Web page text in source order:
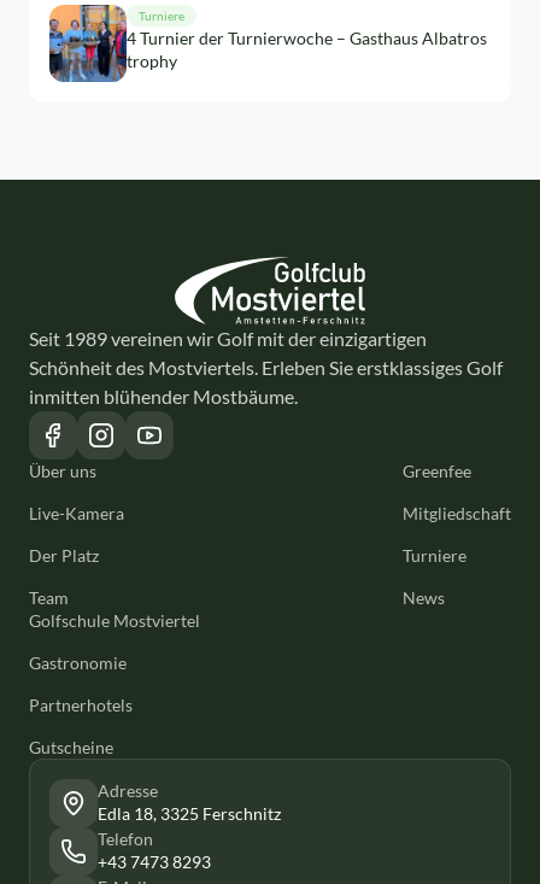
Turniere
4 Turnier der Turnierwoche – Gasthaus Albatros
trophy
Seit 1989 vereinen wir Golf mit der einzigartigen
Schönheit des Mostviertels. Erleben Sie erstklassiges Golf
inmitten blühender Mostbäume.
Über uns
Live-Kamera
Der Platz
Team
Greenfee
Mitgliedschaft
Turniere
News
Golfschule Mostviertel
Gastronomie
Partnerhotels
Gutscheine
Adresse
Edla 18, 3325 Ferschnitz
Telefon
+43 7473 8293